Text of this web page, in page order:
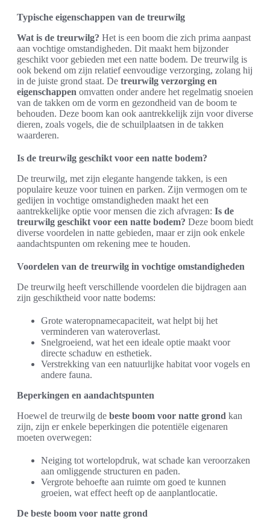
Typische eigenschappen van de treurwilg
Wat is de treurwilg? Het is een boom die zich prima aanpast
aan vochtige omstandigheden. Dit maakt hem bijzonder
geschikt voor gebieden met een natte bodem. De treurwilg is
ook bekend om zijn relatief eenvoudige verzorging, zolang hij
in de juiste grond staat. De treurwilg verzorging en
eigenschappen omvatten onder andere het regelmatig snoeien
van de takken om de vorm en gezondheid van de boom te
behouden. Deze boom kan ook aantrekkelijk zijn voor diverse
dieren, zoals vogels, die de schuilplaatsen in de takken
waarderen.
Is de treurwilg geschikt voor een natte bodem?
De treurwilg, met zijn elegante hangende takken, is een
populaire keuze voor tuinen en parken. Zijn vermogen om te
gedijen in vochtige omstandigheden maakt het een
aantrekkelijke optie voor mensen die zich afvragen: Is de
treurwilg geschikt voor een natte bodem? Deze boom biedt
diverse voordelen in natte gebieden, maar er zijn ook enkele
aandachtspunten om rekening mee te houden.
Voordelen van de treurwilg in vochtige omstandigheden
De treurwilg heeft verschillende voordelen die bijdragen aan
zijn geschiktheid voor natte bodems:
Grote wateropnamecapaciteit, wat helpt bij het
verminderen van wateroverlast.
Snelgroeiend, wat het een ideale optie maakt voor
directe schaduw en esthetiek.
Verstrekking van een natuurlijke habitat voor vogels en
andere fauna.
Beperkingen en aandachtspunten
Hoewel de treurwilg de beste boom voor natte grond kan
zijn, zijn er enkele beperkingen die potentiële eigenaren
moeten overwegen:
Neiging tot wortelopdruk, wat schade kan veroorzaken
aan omliggende structuren en paden.
Vergrote behoefte aan ruimte om goed te kunnen
groeien, wat effect heeft op de aanplantlocatie.
De beste boom voor natte grond